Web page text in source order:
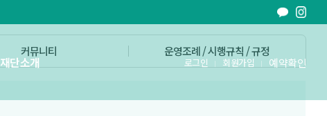
재단소개 로그인 회원가입 예약확인
커뮤니티 운영조례 / 시행규칙 / 규정